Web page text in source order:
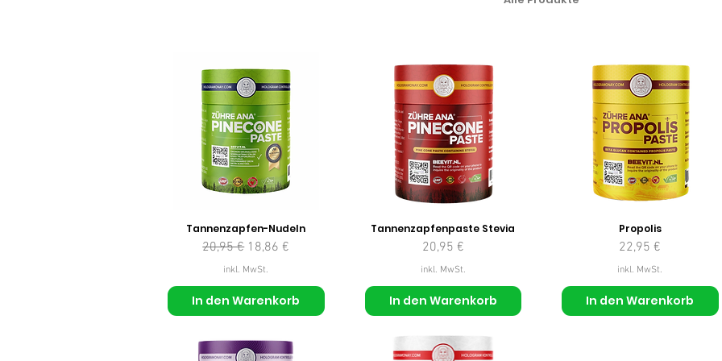
Tannenzapfen-Nudeln
Standardpreis
20,95 € Sale-Preis
18,86 €
inkl. MwSt.
In den Warenkorb
Tannenzapfenpaste Stevia
Preis
20,95 €
inkl. MwSt.
In den Warenkorb
Propolis
Preis
22,95 €
inkl. MwSt.
In den Warenkorb